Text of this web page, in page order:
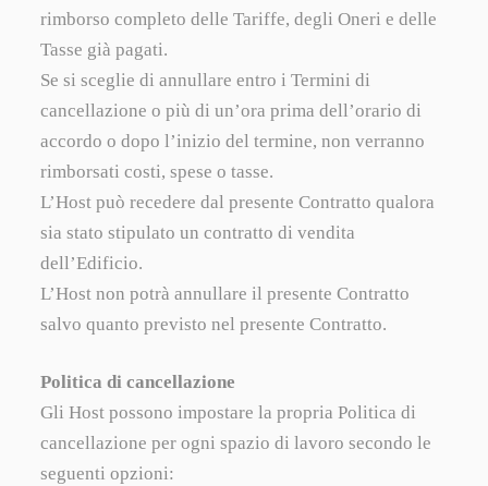
rimborso completo delle Tariffe, degli Oneri e delle
Tasse già pagati.
Se si sceglie di annullare entro i Termini di
cancellazione o più di un’ora prima dell’orario di
accordo o dopo l’inizio del termine, non verranno
rimborsati costi, spese o tasse.
L’Host può recedere dal presente Contratto qualora
sia stato stipulato un contratto di vendita
dell’Edificio.
L’Host non potrà annullare il presente Contratto
salvo quanto previsto nel presente Contratto.
Politica di cancellazione
Gli Host possono impostare la propria Politica di
cancellazione per ogni spazio di lavoro secondo le
seguenti opzioni: